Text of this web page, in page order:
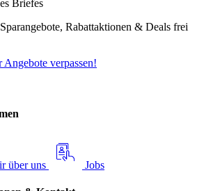
Rabattaktionen & Deals frei
verpassen!
über uns Jobs